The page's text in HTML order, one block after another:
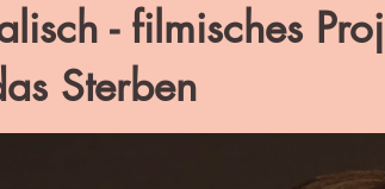
- filmisches
Sterben